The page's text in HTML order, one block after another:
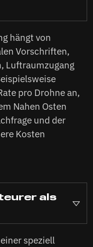
hängt von
Vorschriften,
Luftraumzugang
pro Drohne an,
Nahen Osten
und der
Kosten
als
speziell